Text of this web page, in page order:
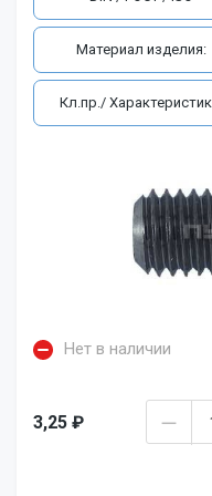
Нет в наличии
3,25 ₽
Материал изделия:
Кл.пр./